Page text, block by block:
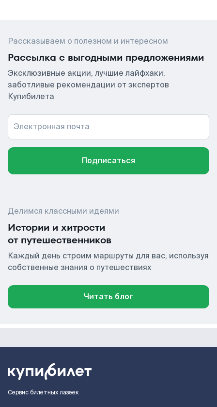
Рассказываем о полезном и интересном
Рассылка с выгодными предложениями
Эксклюзивные акции, лучшие лайфхаки,
заботливые рекомендации от экспертов
Купибилета
Электронная почта
Подписаться
Делимся классными идеями
Истории и хитрости
от путешественников
Каждый день строим маршруты для вас, используя
собственные знания о путешествиях
Читать блог
Сервис билетных лазеек